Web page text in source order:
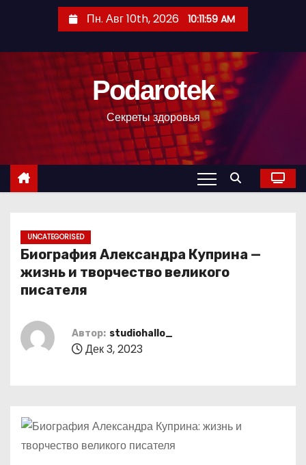
с
Пн. Авг 10th, 2026 10:12:00 AM
Podarotek
Секреты здоровья
UNCATEGORISED
Биография Александра Куприна —
жизнь и творчество великого
писателя
Автор: studiohallo_
Дек 3, 2023